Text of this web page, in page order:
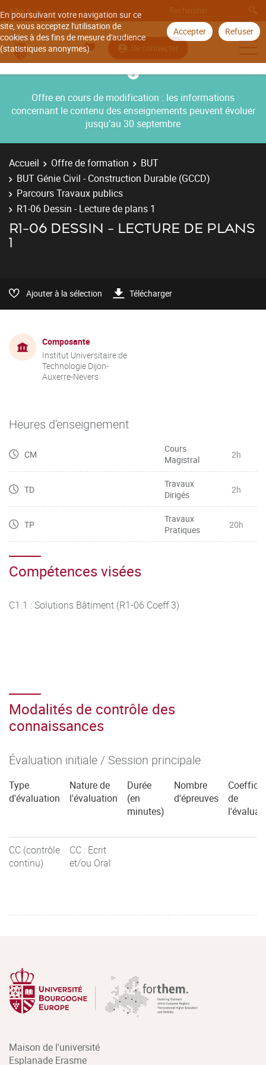
En poursuivant votre navigation sur ce
site, vous acceptez l'utilisation de
cookies à des fins de mesure d'audience
(statistiques anonymes).
Accepter Refuser
Aller à
Se connecter
Offre en cours de modification : les informations
concernant le contenu des enseignements peuvent évoluer
jusqu’au 30 septembre
Accueil Offre de formation
BUT
BUT Génie Civil - Construction Durable (GCCD)
Parcours Travaux publics
R1-06 Dessin - Lecture de plans 1
R1-06 DESSIN - LECTURE DE PLANS
1
Ajouter à la sélection Télécharger
Composante
Institut Universitaire de
Technologie Dijon-
Auxerre-Nevers
Heures d'enseignement
CM
Cours
Magistral
2h
TD
Travaux
Dirigés
2h
TP
Travaux
Pratiques
20h
Compétences visées
C1.1 : Solutions Bâtiment (R1-06 Coeff 3)
Modalités de contrôle des
connaissances
Évaluation initiale / Session principale
Type
d'évaluation
Nature de
l'évaluation
Durée
(en
minutes)
Nombre
d'épreuves
de
CC (contrôle
continu)
CC : Ecrit
et/ou Oral
Maison de l'université
Esplanade Erasme